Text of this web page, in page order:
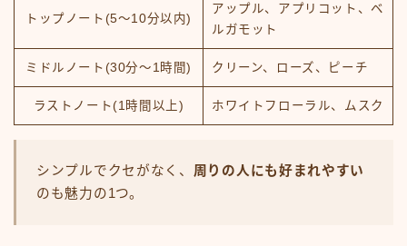
トップノート(5～10分以内)
アップル、アプリコット、ベ
ルガモット
ミドルノート(30分～1時間) クリーン、ローズ、ピーチ
ラストノート(1時間以上) ホワイトフローラル、ムスク
シンプルでクセがなく、 周りの人にも好まれやすい
のも魅力の1つ。